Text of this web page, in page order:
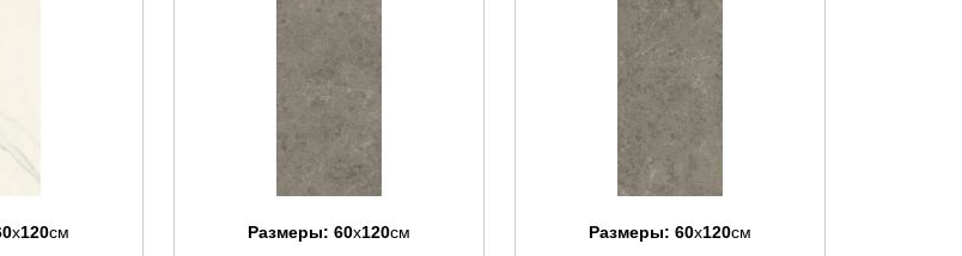
x120см Размеры: 60x120см Размеры: 60x120см